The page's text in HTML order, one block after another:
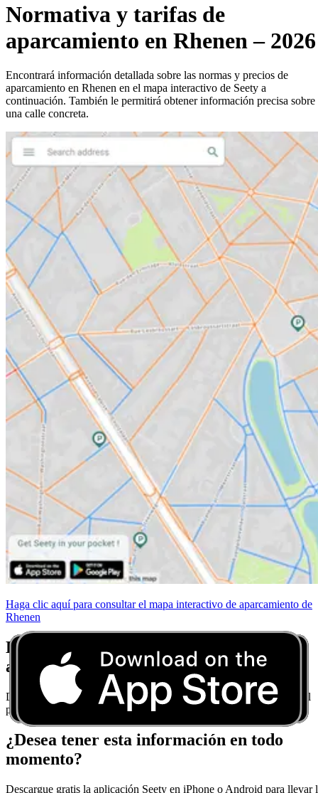
Normativa y tarifas de
aparcamiento en Rhenen – 2026
Encontrará información detallada sobre las normas y precios de
aparcamiento en Rhenen en el mapa interactivo de Seety a
continuación. También le permitirá obtener información precisa sobre
una calle concreta.
Haga clic aquí para consultar el mapa interactivo de aparcamiento de
Rhenen
Deje de preocuparse por las normas de
aparcamiento
Descargue Seety y obtenga consejos de aparcamiento en tiempo real
para cada ciudad.
¿Desea tener esta información en todo
momento?
Descargue gratis la aplicación Seety en iPhone o Android para llevar